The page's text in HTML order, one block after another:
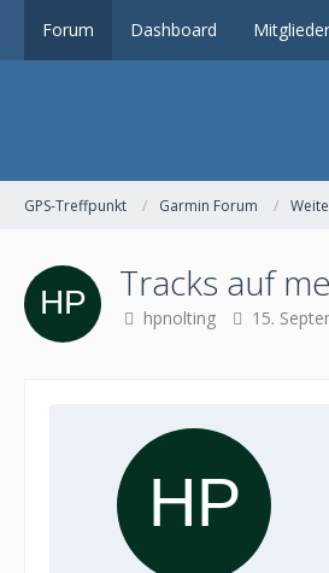
Forum Dashboard Mitglieder
GPS-Treffpunkt Garmin Forum
Tracks auf
hpnolting 15.